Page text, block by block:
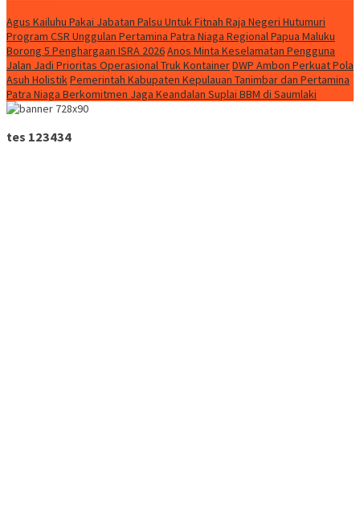
Agus Kailuhu Pakai Jabatan Palsu Untuk Fitnah Raja Negeri Hutumuri
Program CSR Unggulan Pertamina Patra Niaga Regional Papua Maluku
Borong 5 Penghargaan ISRA 2026Anos Minta Keselamatan Pengguna
Jalan Jadi Prioritas Operasional Truk KontainerDWP Ambon Perkuat Pola
Asuh HolistikPemerintah Kabupaten Kepulauan Tanimbar dan Pertamina
Patra Niaga Berkomitmen Jaga Keandalan Suplai BBM di Saumlaki
tes 123434